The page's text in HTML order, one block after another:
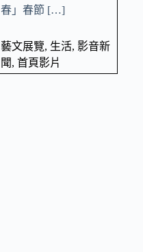
春」春節 […]
藝文展覽, 生活, 影音新
聞, 首頁影片